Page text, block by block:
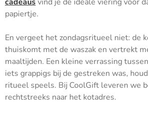
papiertje.
En vergeet het zondagsritueel niet: de
thuiskomt met de waszak en vertrekt
maaltijden. Een kleine verrassing
iets grappigs bij de gestreken was,
ritueel speels. Bij CoolGift leveren we
rechtstreeks naar het kotadres.